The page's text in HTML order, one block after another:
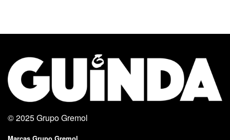
© 2025Grupo Gremol
Marcas Grupo Gremol